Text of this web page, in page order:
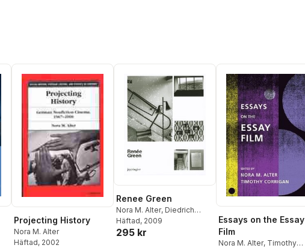
Projecting History
Nora M. Alter
Häftad, 2002
Renee Green
Nora M. Alter, Diedrich
Diederichsen
Mercer,Nicole Schweizer
Häftad, 2009
295 kr
Essays on the Essay
Film
Nora M. Alter, Timothy